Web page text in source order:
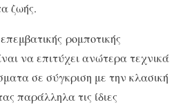
ζωής.
ρομποτικής
να επιτύχει ανώτερα τεχνικά
σε σύγκριση με την κλασική
παράλληλα τις ίδιες